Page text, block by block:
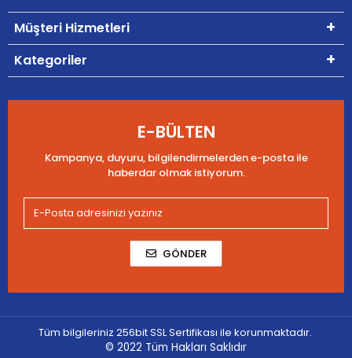
Müşteri Hizmetleri
Kategoriler
E-BÜLTEN
Kampanya, duyuru, bilgilendirmelerden e-posta ile
haberdar olmak istiyorum.
GÖNDER
Tüm bilgileriniz 256bit SSL Sertifikası ile korunmaktadır.
© 2022 Tüm Hakları Saklıdır